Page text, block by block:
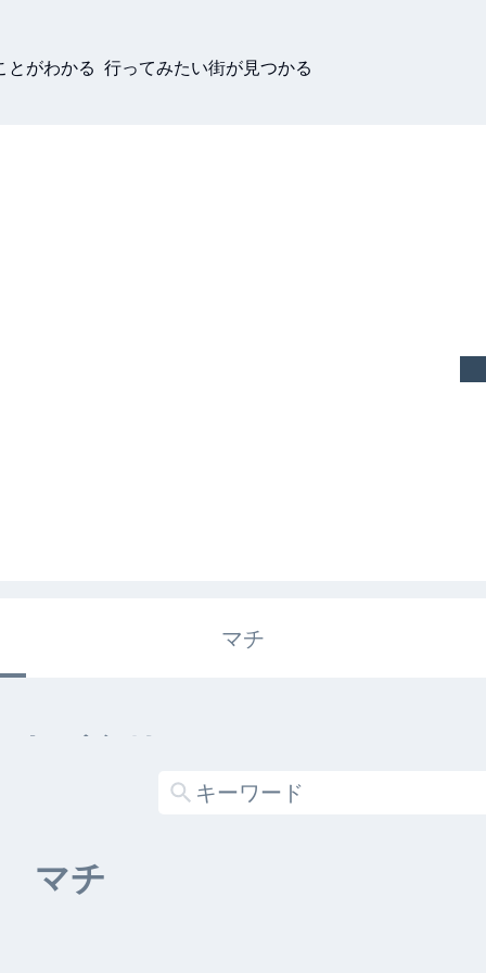
とがわかる 行ってみたい街が見つかる
マチ
キガタリ
マチ